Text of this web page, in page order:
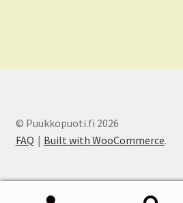
© Puukkopuoti.fi 2026
FAQ
Built with WooCommerce.